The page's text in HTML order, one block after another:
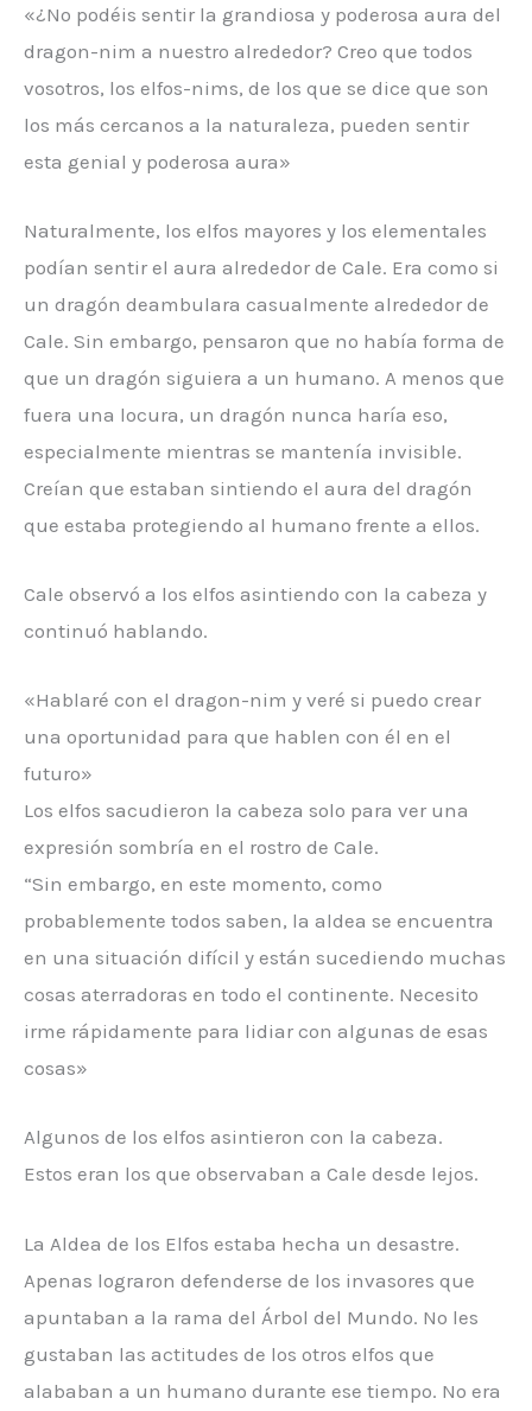
«¿No podéis sentir la grandiosa y poderosa aura del
dragon-nim a nuestro alrededor? Creo que todos
vosotros, los elfos-nims, de los que se dice que son
los más cercanos a la naturaleza, pueden sentir
esta genial y poderosa aura»
Naturalmente, los elfos mayores y los elementales
podían sentir el aura alrededor de Cale. Era como si
un dragón deambulara casualmente alrededor de
Cale. Sin embargo, pensaron que no había forma de
que un dragón siguiera a un humano. A menos que
fuera una locura, un dragón nunca haría eso,
especialmente mientras se mantenía invisible.
Creían que estaban sintiendo el aura del dragón
que estaba protegiendo al humano frente a ellos.
Cale observó a los elfos asintiendo con la cabeza y
continuó hablando.
«Hablaré con el dragon-nim y veré si puedo crear
una oportunidad para que hablen con él en el
futuro»
Los elfos sacudieron la cabeza solo para ver una
expresión sombría en el rostro de Cale.
“Sin embargo, en este momento, como
probablemente todos saben, la aldea se encuentra
en una situación difícil y están sucediendo muchas
cosas aterradoras en todo el continente. Necesito
irme rápidamente para lidiar con algunas de esas
cosas»
Algunos de los elfos asintieron con la cabeza.
Estos eran los que observaban a Cale desde lejos.
La Aldea de los Elfos estaba hecha un desastre.
Apenas lograron defenderse de los invasores que
apuntaban a la rama del Árbol del Mundo. No les
gustaban las actitudes de los otros elfos que
alababan a un humano durante ese tiempo. No era